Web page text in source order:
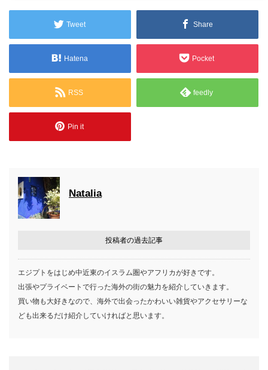
ド料理に舌鼓ケープタウンのウォーターフロン...
Tweet Share
Hatena Pocket
RSS feedly
Pin it
Natalia
投稿者の過去記事
エジプトをはじめ中近東のイスラム圏やアフリカが好きです。
出張やプライベートで行った海外の街の魅力を紹介していきます。
買い物も大好きなので、海外で出会ったかわいい雑貨やアクセサリーな
ども出来るだけ紹介していければと思います。